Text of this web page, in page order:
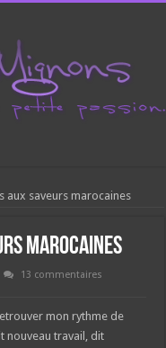
aux saveurs marocaines
marocaines
13 commentaires
mon rythme de
nouveau travail, dit